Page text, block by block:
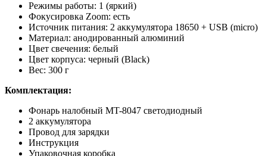
Режимы работы: 1 (яркий)
Фокусировка Zoom: есть
Источник питания: 2 аккумулятора 18650 + USB (micro)
Материал: анодированный алюминий
Цвет свечения: белый
Цвет корпуса: черный (Black)
Вес: 300 г
Комплектация:
Фонарь налобный MT-8047 светодиодный
2 аккумулятора
Провод для зарядки
Инструкция
Упаковочная коробка